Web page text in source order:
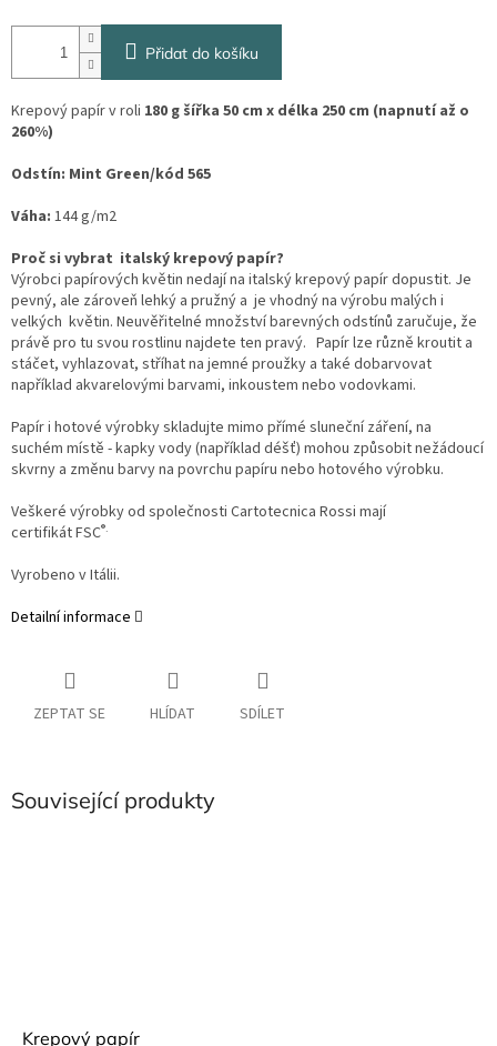
Přidat do košíku
Krepový papír v roli 180 g šířka 50 cm x délka 250 cm (napnutí až o
260%)
Odstín: Mint Green/kód 565
Váha: 144 g/m2
Proč si vybrat italský krepový papír?
Výrobci papírových květin nedají na italský krepový papír dopustit. Je
pevný, ale zároveň lehký a pružný a je vhodný na výrobu malých i
velkých květin. Neuvěřitelné množství barevných odstínů zaručuje, že
právě pro tu svou rostlinu najdete ten pravý. Papír lze různě kroutit a
stáčet, vyhlazovat, stříhat na jemné proužky a také dobarvovat
například akvarelovými barvami, inkoustem nebo vodovkami.
Papír i hotové výrobky skladujte mimo přímé sluneční záření, na
suchém místě - kapky vody (například déšť) mohou způsobit nežádoucí
skvrny a změnu barvy na povrchu papíru nebo hotového výrobku.
Veškeré výrobky od společnosti Cartotecnica Rossi mají
certifikátFSC®.
Vyrobeno v Itálii.
Detailní informace
ZEPTAT SE HLÍDAT SDÍLET
Související produkty
Krepový papír